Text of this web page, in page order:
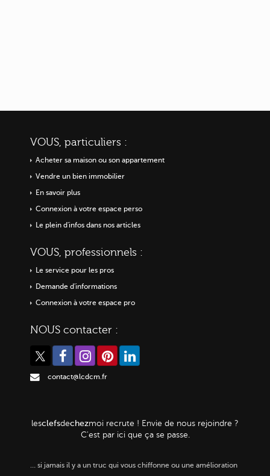
VOUS, particuliers :
Acheter sa maison ou son appartement
Vendre un bien immobilier
En savoir plus
Connexion à votre espace perso
Le plein d'infos dans nos articles
VOUS, professionnels :
Le service pour les pros
Demande d'informations
Connexion à votre espace pro
NOUS contacter :
contact@lcdcm.fr
lesclefsdechezmoi recrute ! Envie de nous rejoindre ?
C'est par ici que ça se passe.
… si jamais il y a un truc qui vous chiffonne ou une amélioration